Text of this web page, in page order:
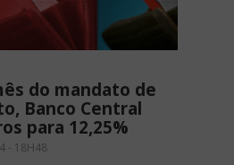
do mandato de
Banco Central
para 12,25%
- 18H48